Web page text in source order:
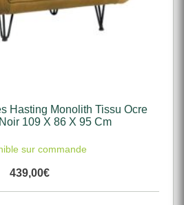
Hasting Monolith Tissu Ocre
109 X 86 X 95 Cm
sur commande
439,00€